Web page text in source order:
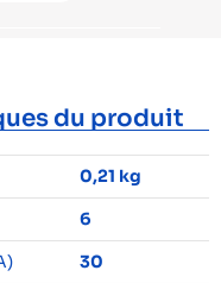
du produit
0,21 kg
6
30